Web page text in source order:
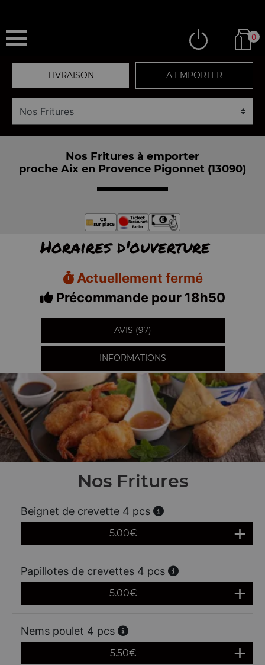
0
LIVRAISON A EMPORTER
Nos Fritures à emporter
proche Aix en Provence Pigonnet (13090)
Horaires d'ouverture
Actuellement fermé
Précommande pour 18h50
AVIS (97)
INFORMATIONS
Nos Fritures
Beignet de crevette 4 pcs
5.00€
Papillotes de crevettes 4 pcs
5.00€
Nems poulet 4 pcs
5.50€